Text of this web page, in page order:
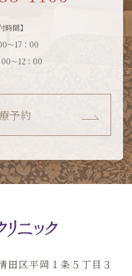
時間】
～17：00
00～12：00
予約
田区平岡１条５丁目３